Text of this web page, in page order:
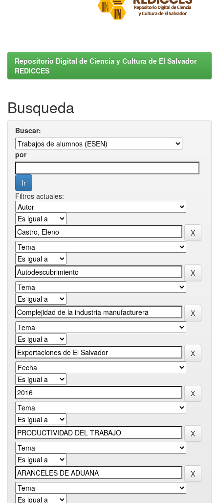
Repositorio Digital de Ciencia y Cultura de El Salvador
REDICCES
Busqueda
Buscar:
por
Filtros actuales: